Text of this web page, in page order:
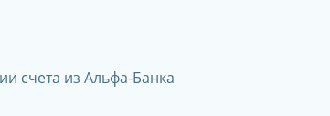
счета из Альфа-Банка